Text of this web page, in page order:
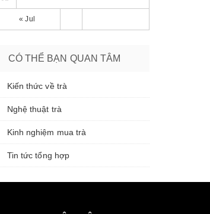
« Jul
CÓ THỂ BẠN QUAN TÂM
Kiến thức về trà
Nghệ thuật trà
Kinh nghiệm mua trà
Tin tức tổng hợp